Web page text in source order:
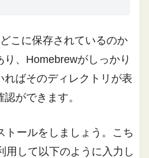
こに保存されているのか
、Homebrewがしっかり
ればそのディレクトリが表
ができます。
トールをしましょう。こち
用して以下のように入力し